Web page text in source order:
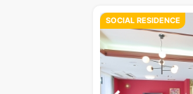
SOCIAL RESIDENCE